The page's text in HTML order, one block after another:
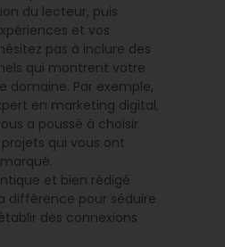
du lecteur, puis
et vos
pas à inclure des
qui montrent votre
domaine. Par exemple,
en marketing digital,
a poussé à choisir
qui vous ont
et bien rédigé
différence pour séduire
des connexions